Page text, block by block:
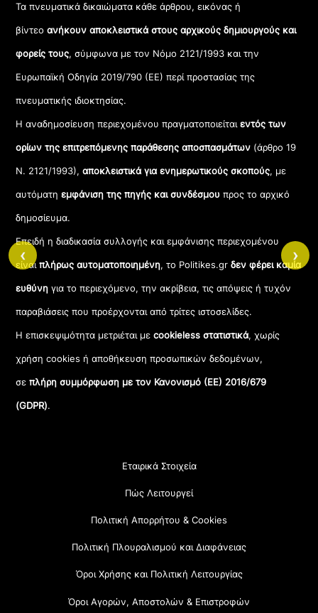
Τα πνευματικά δικαιώματα κάθε άρθρου, εικόνας ή
βίντεοανήκουν αποκλειστικά στους αρχικούς δημιουργούς και
φορείς τους, σύμφωνα με τον Νόμο 2121/1993 και την
Ευρωπαϊκή Οδηγία 2019/790 (ΕΕ) περί προστασίας της
πνευματικής ιδιοκτησίας.
Η αναδημοσίευση περιεχομένου πραγματοποιείταιεντός των
ορίων της επιτρεπόμενης παράθεσης αποσπασμάτων (άρθρο 19
Ν. 2121/1993), αποκλειστικά για ενημερωτικούς σκοπούς, με
αυτόματηεμφάνιση της πηγής και συνδέσμου προς το αρχικό
δημοσίευμα.
Επειδή η διαδικασία συλλογής και εμφάνισης περιεχομένου
είναιπλήρως αυτοματοποιημένη, το Politikes.grδεν φέρει καμία
ευθύνη για το περιεχόμενο, την ακρίβεια, τις απόψεις ή τυχόν
παραβιάσεις που προέρχονται από τρίτες ιστοσελίδες.
Η επισκεψιμότητα μετριέται μεcookieless στατιστικά, χωρίς
χρήση cookies ή αποθήκευση προσωπικών δεδομένων,
σεπλήρη συμμόρφωση με τον Κανονισμό (ΕΕ) 2016/679
(GDPR).
Εταιρικά Στοιχεία
Πώς Λειτουργεί
Πολιτική Απορρήτου & Cookies
Πολιτική Πλουραλισμού και Διαφάνειας
Όροι Χρήσης και Πολιτική Λειτουργίας
Όροι Αγορών, Αποστολών & Επιστροφών
‹ ›